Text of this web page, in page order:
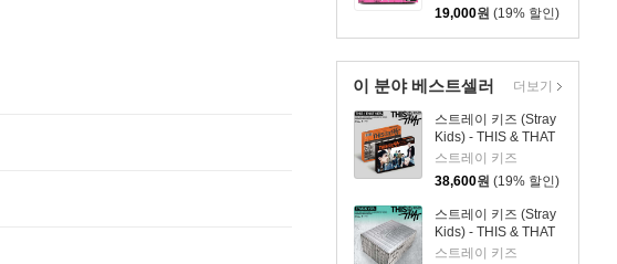
19,000원 (19% 할인)
이 분야 베스트셀러
스트레이 키즈 (Stray
Kids) - THIS & THAT
[2종 SET]
스트레이 키즈
38,600원 (19% 할인)
스트레이 키즈 (Stray
Kids) - THIS & THAT
[TRUCK VER.]
스트레이 키즈
더보기